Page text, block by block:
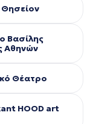
Βασίλης
Αθηνών
Θέατρο
HOOD art